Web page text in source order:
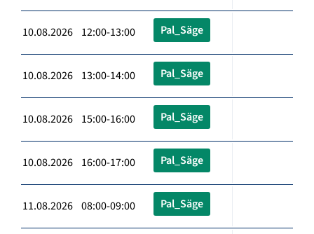
10.08.2026 12:00-13:00 Pal_Säge
10.08.2026 13:00-14:00 Pal_Säge
10.08.2026 15:00-16:00 Pal_Säge
10.08.2026 16:00-17:00 Pal_Säge
11.08.2026 08:00-09:00 Pal_Säge